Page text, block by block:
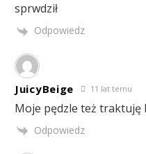
sprwdził
Odpowiedz
JuicyBeige 11 lat temu
Moje pędzle też traktuję
Odpowiedz